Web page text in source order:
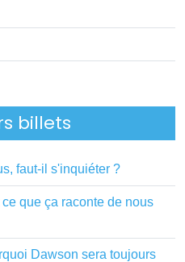
billets
faut-il s'inquiéter ?
que ça raconte de nous
Dawson sera toujours